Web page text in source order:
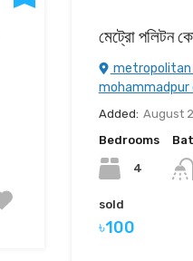
মেট্রো পলিটন
metropolitan
mohammadpur
Added: August
Bedrooms
4
sold
৳100